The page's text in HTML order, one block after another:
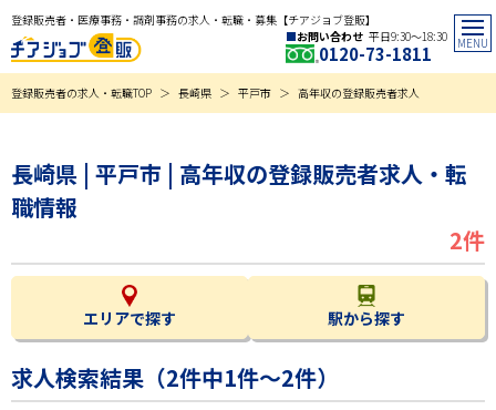
登録販売者・医療事務・調剤事務の求人・転職・募集【チアジョブ登販】
お問い合わせ 平日9:30〜18:30
0120-73-1811
登録販売者の求人・転職TOP 長崎県 平戸市 高年収の登録販売者求人
長崎県 | 平戸市 | 高年収の登録販売者求人・転
職情報
2件
エリアで探す 駅から探す
求人検索結果（2件中1件～2件）